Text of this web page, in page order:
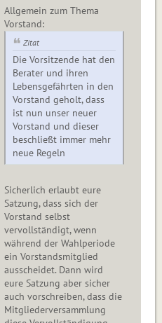
Allgemein zum Thema
Vorstand:
Zitat
Die Vorsitzende hat den
Berater und ihren
Lebensgefährten in den
Vorstand geholt, dass
ist nun unser neuer
Vorstand und dieser
beschließt immer mehr
neue Regeln
Sicherlich erlaubt eure
Satzung, dass sich der
Vorstand selbst
vervollständigt, wenn
während der Wahlperiode
ein Vorstandsmitglied
ausscheidet. Dann wird
eure Satzung aber sicher
auch vorschreiben, dass die
Mitgliederversammlung